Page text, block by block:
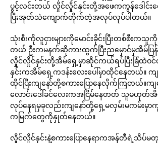
ပွင့်လင်းတယ် လှိုင်လှိုင်နှင်းတို့အဖေကကွန်ဒေါင်းလ
ပြီးအုတ်သဲကျောက်တိုက်တဲ့အလုပ်လုပ်ပါတယ်။
သုံးစီးကိုလူငှားများကိုမောင်းခိုင်းပြီးတစ်စီးကသူ
တယ် ဦးကမနက်ဆိုကားထွက်ပြီးညမှောင်မှအိမ်ပ
လှိုင်လှိုင်နှင်းတို့အိမ်ရှေ့မှာဆိုင်ကယ်ရပ်ပြီးခြံထဲ
နှင်းကအိမ်ရှေ့ကဒန်းလေးပေါ်မှာထိုင်နေတယ်။ က
ထိုင်ပြီးကျနော်တို့စကားပြောနေလိုက်ကြတယ်။ကျ
လောင်းဒေါ်ခင်လေးကအငြိမ်နေတတ် သူမဟုတ်
လုပ်နေရမှခုလည်းကျနော်တို့ရှေ့မလှမ်းမကမ်းမှာကု
ကမြက်တွေကိုနှုတ်နေတယ်။
လှိုင်လှိုင်နှင်းနဲ့စကားပြောနေရာကအန်တီရဲ့သိပ်မ